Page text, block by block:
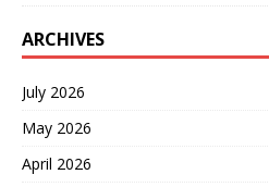
ARCHIVES
July 2026
May 2026
April 2026